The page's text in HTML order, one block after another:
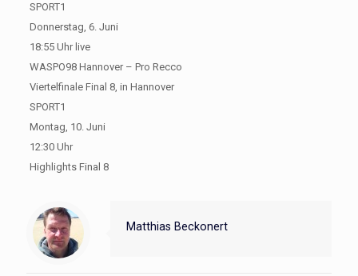
SPORT1
Donnerstag, 6. Juni
18:55 Uhr live
WASPO98 Hannover – Pro Recco
Viertelfinale Final 8, in Hannover
SPORT1
Montag, 10. Juni
12:30 Uhr
Highlights Final 8
Matthias Beckonert